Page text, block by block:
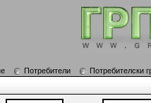
Потребители Потребителски